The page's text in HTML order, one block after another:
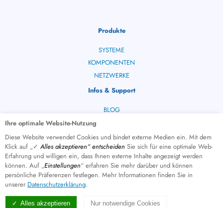
Produkte
SYSTEME
KOMPONENTEN
NETZWERKE
Infos & Support
BLOG
PRODUKTANFRAGE
© 2026
Impressum
Ihre optimale Website-Nutzung
Diese Website verwendet Cookies und bindet externe Medien ein. Mit dem
Klick auf „✓ Alles akzeptieren“ entscheiden Sie sich für eine optimale Web-
Erfahrung und willigen ein, dass Ihnen externe Inhalte angezeigt werden
können. Auf „Einstellungen“ erfahren Sie mehr darüber und können
persönliche Präferenzen festlegen. Mehr Informationen finden Sie in
unserer Datenschutzerklärung.
Alles akzeptieren Nur notwendige Cookies